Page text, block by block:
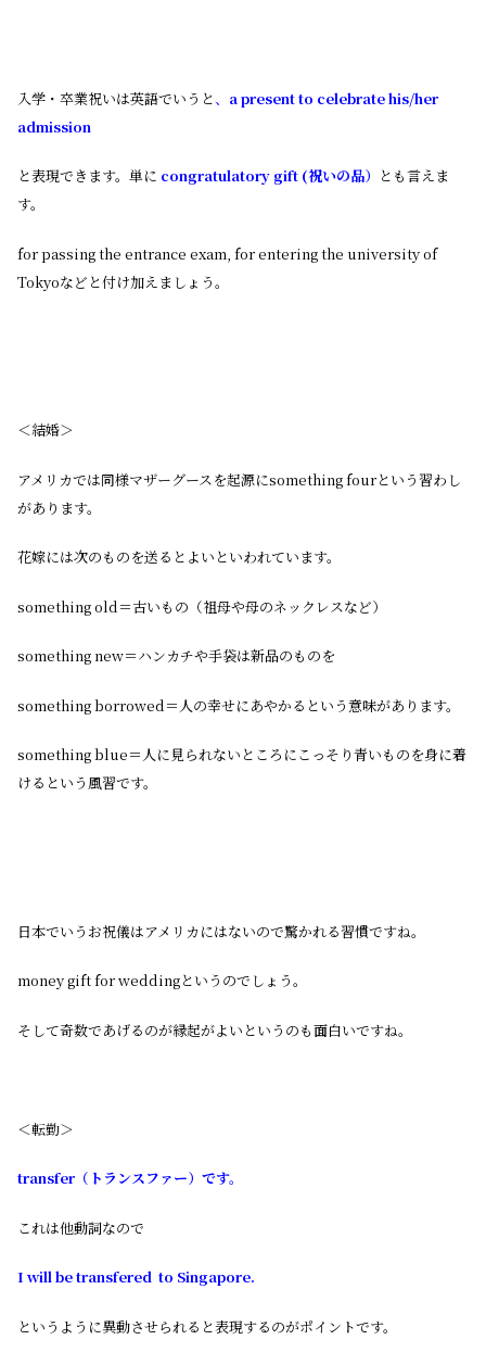
入学・卒業祝いは英語でいうと 、 a present to celebrate his/her
admission
と表現できます。単に congratulatory gift (祝いの品） とも言えま
す。
for passing the entrance exam, for entering the university of
Tokyoなどと付け加えましょう。
＜結婚＞
アメリカでは同様マザーグースを起源にsomething fourという習わし
があります。
花嫁には次のものを送るとよいといわれています。
something old＝古いもの（祖母や母のネックレスなど）
something new＝ハンカチや手袋は新品のものを
something borrowed＝人の幸せにあやかるという意味があります。
something blue＝人に見られないところにこっそり青いものを身に着
けるという風習です。
日本でいうお祝儀はアメリカにはないので驚かれる習慣ですね。
money gift for weddingというのでしょう。
そして奇数であげるのが縁起がよいというのも面白いですね。
＜転勤＞
transfer（トランスファー）です。
これは他動詞なので
I will be transfered to Singapore.
というように異動させられると表現するのがポイントです。